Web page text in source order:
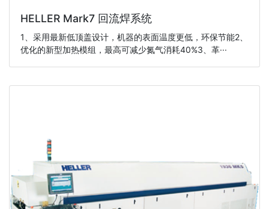
HELLER Mark7 回流焊系统
1、采用最新低顶盖设计，机器的表面温度更低，环保节能2、
优化的新型加热模组，最高可减少氮气消耗40%3、革···